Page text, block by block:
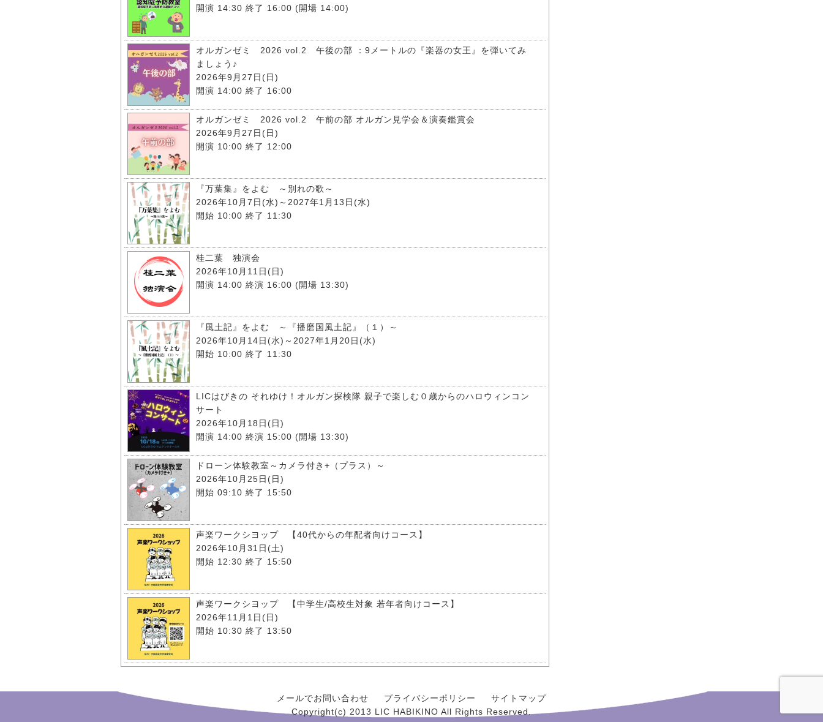
開演 14:30 終了 16:00 (開場 14:00)
オルガンゼミ 2026 vol.2 午後の部 ：9メートルの『楽器の女王』を弾いてみ
ましょう♪
2026年9月27日(日)
開演 14:00 終了 16:00
オルガンゼミ 2026 vol.2 午前の部 オルガン見学会＆演奏鑑賞会
2026年9月27日(日)
開演 10:00 終了 12:00
『万葉集』をよむ ～別れの歌～
2026年10月7日(水)～2027年1月13日(水)
開始 10:00 終了 11:30
桂二葉 独演会
2026年10月11日(日)
開演 14:00 終演 16:00 (開場 13:30)
『風土記』をよむ ～『播磨国風土記』（１）～
2026年10月14日(水)～2027年1月20日(水)
開始 10:00 終了 11:30
LICはびきの それゆけ！オルガン探検隊 親子で楽しむ０歳からのハロウィンコン
サート
2026年10月18日(日)
開演 14:00 終演 15:00 (開場 13:30)
ドローン体験教室～カメラ付き+（プラス）～
2026年10月25日(日)
開始 09:10 終了 15:50
声楽ワークシヨップ 【40代からの年配者向けコース】
2026年10月31日(土)
開始 12:30 終了 15:50
声楽ワークシヨップ 【中学生/高校生対象 若年者向けコース】
2026年11月1日(日)
開始 10:30 終了 13:50
メールでお問い合わせ プライバシーポリシー
サイトマップ
Copyright(c) 2013 LIC HABIKINO All Rights Reserved.